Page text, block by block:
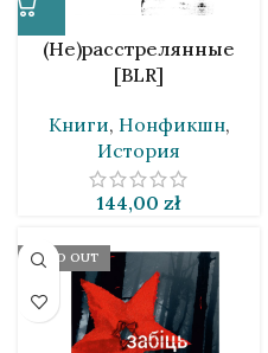
(Не)расстрелянные
[BLR]
Книги, Нонфикшн,
История
144,00 zł
SOLD OUT